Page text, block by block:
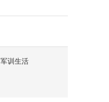
军训生活